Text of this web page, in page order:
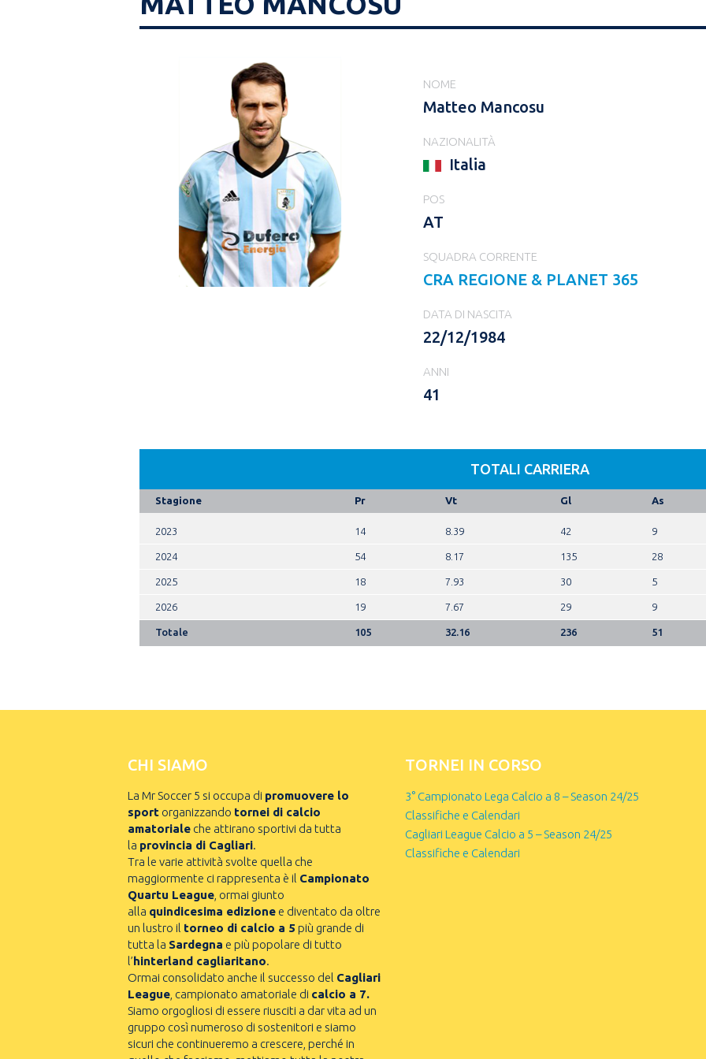
NOME
Matteo Mancosu
NAZIONALITÀ
Italia
POS
AT
SQUADRA CORRENTE
CRA REGIONE & PLANET 365
DATA DI NASCITA
22/12/1984
ANNI
41
TOTALI CARRIERA
Stagione Pr Vt Gl As
2023 14 8.39 42 9
2024 54 8.17 135 28
2025 18 7.93 30 5
2026 19 7.67 29 9
Totale 105 32.16 236 51
CHI SIAMO
La Mr Soccer 5 si occupa di promuovere lo
sport organizzando tornei di calcio
amatoriale che attirano sportivi da tutta
la provincia di Cagliari.
Tra le varie attività svolte quella che
maggiormente ci rappresenta è il Campionato
Quartu League , ormai giunto
alla quindicesima edizione e diventato da oltre
un lustro il torneo di calcio a 5 più grande di
tutta la Sardegna e più popolare di tutto
l’hinterland cagliaritano.
Ormai consolidato anche il successo del Cagliari
League , campionato amatoriale di calcio a 7.
Siamo orgogliosi di essere riusciti a dar vita ad un
gruppo così numeroso di sostenitori e siamo
sicuri che continueremo a crescere, perché in
TORNEI IN CORSO
3° Campionato Lega Calcio a 8 – Season 24/25
Classifiche e Calendari
Cagliari League Calcio a 5 – Season 24/25
Classifiche e Calendari